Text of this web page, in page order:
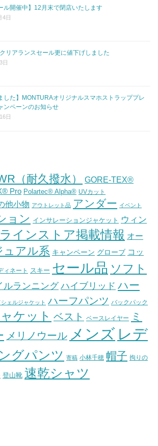
ル開催中】12月末で閉店いたします
4日
リアランスセール更に値下げしました
日
した】MONTURAオリジナルスマホストラッププレ
ンペーンのお知らせ
日
（耐久撥水）
GORE-TEX®
Pro Polartec® Alpha® UVカット
他小物 アウトレット品 アンダー イベント
ョン インサレーションジャケット ウィン
インストア掲載情報 オー
ュアル系 キャンペーン グローブ コッ
ィネート スキー セール品 ソフト
ルランニング ハイブリッド ハー
ェルジャケット ハーフパンツ バックパック
ケット ベスト ベースレイヤー
ミ
メリノウール メンズ レデ
グパンツ 寄稿 小林千穂 帽子 拘りの
登山靴 速乾シャツ